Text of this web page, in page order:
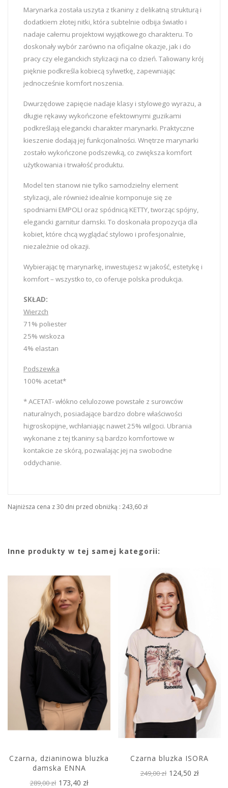
Marynarka została uszyta z tkaniny z delikatną strukturą i
dodatkiem złotej nitki, która subtelnie odbija światło i
nadaje całemu projektowi wyjątkowego charakteru. To
doskonały wybór zarówno na oficjalne okazje, jak i do
pracy czy eleganckich stylizacji na co dzień. Taliowany krój
pięknie podkreśla kobiecą sylwetkę, zapewniając
jednocześnie komfort noszenia.
Dwurzędowe zapięcie nadaje klasy i stylowego wyrazu, a
długie rękawy wykończone efektownymi guzikami
podkreślają elegancki charakter marynarki. Praktyczne
kieszenie dodają jej funkcjonalności. Wnętrze marynarki
zostało wykończone podszewką, co zwiększa komfort
użytkowania i trwałość produktu.
Model ten stanowi nie tylko samodzielny element
stylizacji, ale również idealnie komponuje się ze
spodniami EMPOLI oraz spódnicą KETTY, tworząc spójny,
elegancki garnitur damski. To doskonała propozycja dla
kobiet, które chcą wyglądać stylowo i profesjonalnie,
niezależnie od okazji.
Wybierając tę marynarkę, inwestujesz w jakość, estetykę i
komfort – wszystko to, co oferuje polska produkcja.
SKŁAD:
Wierzch
71% poliester
25% wiskoza
4% elastan
Podszewka
100% acetat*
* ACETAT- włókno celulozowe powstałe z surowców
naturalnych, posiadające bardzo dobre właściwości
higroskopijne, wchłaniając nawet 25% wilgoci. Ubrania
wykonane z tej tkaniny są bardzo komfortowe w
kontakcie ze skórą, pozwalając jej na swobodne
oddychanie.
Najniższa cena z 30 dni przed obniżką : 243,60 zł
Inne produkty w tej samej kategorii:
Czarna, dzianinowa bluzka
damska ENNA
289,00 zł 173,40 zł
Czarna bluzka ISORA
249,00 zł 124,50 zł